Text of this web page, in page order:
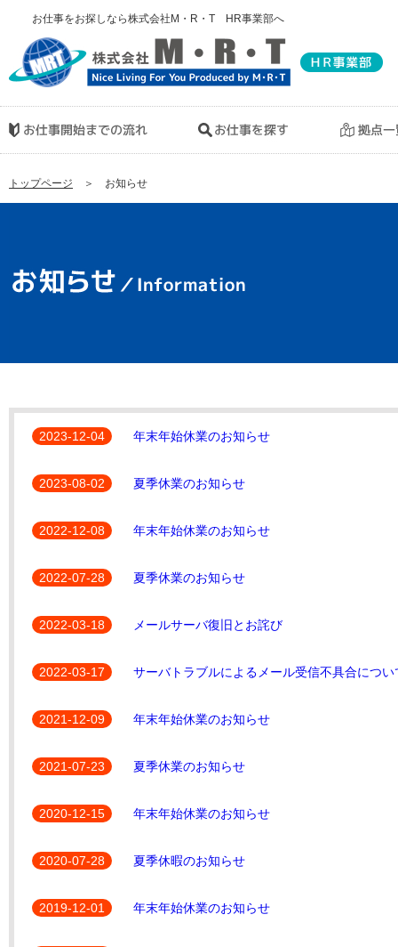
お仕事をお探しなら株式会社M・R・T HR事業部へ
トップページ ＞ お知らせ
2023-12-04 年末年始休業のお知らせ
2023-08-02 夏季休業のお知らせ
2022-12-08 年末年始休業のお知らせ
2022-07-28 夏季休業のお知らせ
2022-03-18 メールサーバ復旧とお詫び
2022-03-17 サーバトラブルによるメール受信不具合につい
2021-12-09 年末年始休業のお知らせ
2021-07-23 夏季休業のお知らせ
2020-12-15 年末年始休業のお知らせ
2020-07-28 夏季休暇のお知らせ
2019-12-01 年末年始休業のお知らせ